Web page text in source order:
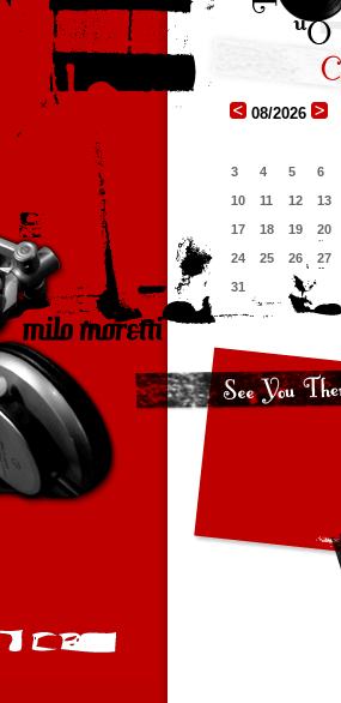
08/2026
3
4 5 6
10
11 12 13
17
18 19 20
24
25 26 27
31